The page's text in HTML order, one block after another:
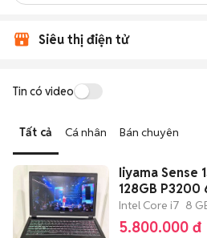
Siêu thị điện tử
Tin có video
Tất cả Cá nhân Bán chuyên
Iiyama Sense
128GB P3200
Intel Core i7 8
5.800.000 đ